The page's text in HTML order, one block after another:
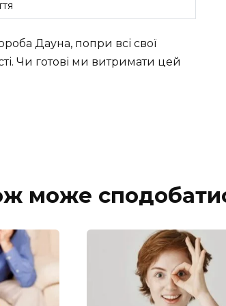
Дауна, попри всі свої
Чи готові ми витримати цей
може